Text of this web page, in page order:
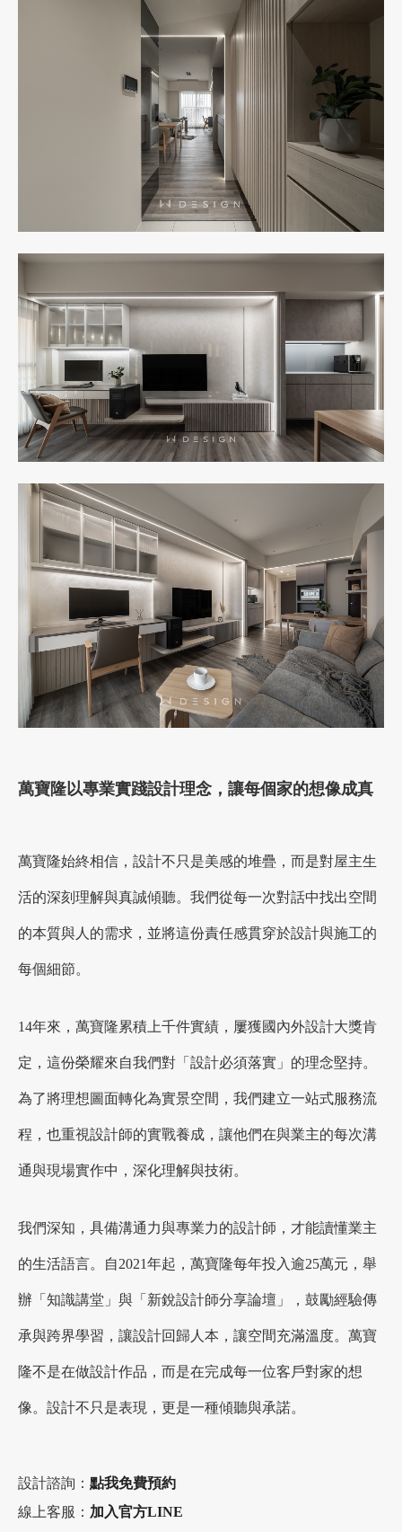
萬寶隆以專業實踐設計理念，讓每個家的想像成真
萬寶隆始終相信，設計不只是美感的堆疊，而是對屋主生
活的深刻理解與真誠傾聽。我們從每一次對話中找出空間
的本質與人的需求，並將這份責任感貫穿於設計與施工的
每個細節。
14年來，萬寶隆累積上千件實績，屢獲國內外設計大獎肯
定，這份榮耀來自我們對「設計必須落實」的理念堅持。
為了將理想圖面轉化為實景空間，我們建立一站式服務流
程，也重視設計師的實戰養成，讓他們在與業主的每次溝
通與現場實作中，深化理解與技術。
我們深知，具備溝通力與專業力的設計師，才能讀懂業主
的生活語言。自2021年起，萬寶隆每年投入逾25萬元，舉
辦「知識講堂」與「新銳設計師分享論壇」，鼓勵經驗傳
承與跨界學習，讓設計回歸人本，讓空間充滿溫度。萬寶
隆不是在做設計作品，而是在完成每一位客戶對家的想
像。設計不只是表現，更是一種傾聽與承諾。
設計諮詢： 點我免費預約
線上客服： 加入官方LINE